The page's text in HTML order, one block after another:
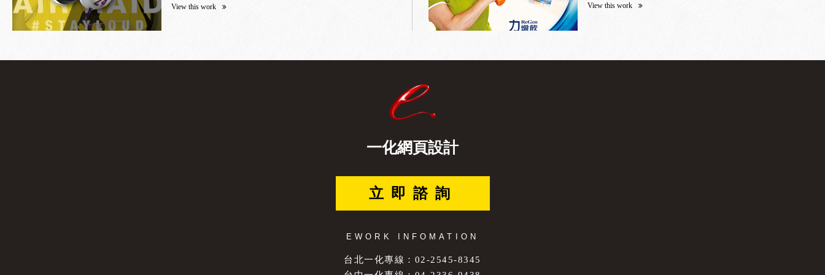
View this work View this work
一化網頁設計
立即諮詢
EWORK INFOMATION
台北一化專線：02-2545-8345